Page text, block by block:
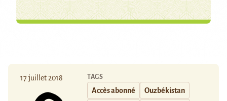
17 juillet 2018 TAGS
Accès abonné Ouzbékistan